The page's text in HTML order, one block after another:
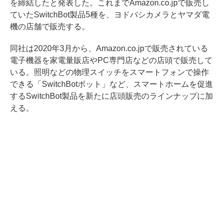
を締結したと発表した。これまでAmazon.co.jpで販売し
ていたSwitchBot製品5種を、ヨドバシカメラとヤマダ電
機の店舗で販売する。
同社は2020年3月から、Amazon.co.jpで販売されている
電子機器を家電量販店やPC専門店などの店頭で販売して
いる。照明などの物理スイッチをスマートフォンで操作
できる「SwitchBotボット」など、スマートホームを促進
するSwitchBot製品を新たに店頭販売のラインナップに加
える。